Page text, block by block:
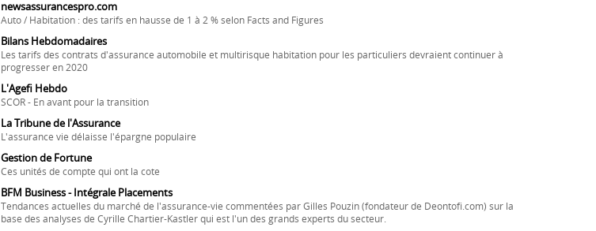
newsassurancespro.com
Auto / Habitation : des tarifs en hausse de 1 à 2 % selon Facts and Figures
Bilans Hebdomadaires
Les tarifs des contrats d'assurance automobile et multirisque habitation pour les particuliers devraient continuer à
progresser en 2020
L'Agefi Hebdo
SCOR - En avant pour la transition
La Tribune de l'Assurance
L'assurance vie délaisse l'épargne populaire
Gestion de Fortune
Ces unités de compte qui ont la cote
BFM Business - Intégrale Placements
Tendances actuelles du marché de l'assurance-vie commentées par Gilles Pouzin (fondateur de Deontofi.com) sur la
base des analyses de Cyrille Chartier-Kastler qui est l'un des grands experts du secteur.